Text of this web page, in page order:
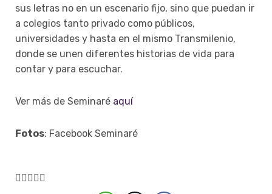
sus letras no en un escenario fijo, sino que puedan ir
a colegios tanto privado como públicos,
universidades y hasta en el mismo Transmilenio,
donde se unen diferentes historias de vida para
contar y para escuchar.
Ver más de Seminaré aquí
Fotos: Facebook Seminaré
    